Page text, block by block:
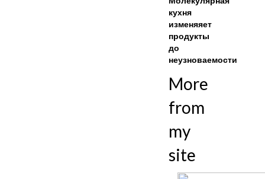
кухня
изменяяет
продукты
до
неузноваемости
More
from
my
site